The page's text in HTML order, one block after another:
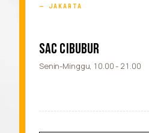
JAKARTA
SAC CIBUBUR
Senin-Minggu, 10.00 - 21.00